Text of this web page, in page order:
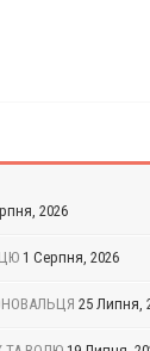
2026
1 Серпня, 2026
25 Липня,